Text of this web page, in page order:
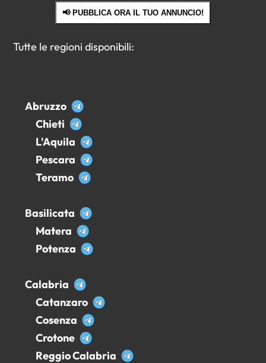
📢 PUBBLICA ORA IL TUO ANNUNCIO!
Tutte le regioni disponibili:
Abruzzo
Chieti
L'Aquila
Pescara
Teramo
Basilicata
Matera
Potenza
Calabria
Catanzaro
Cosenza
Crotone
Reggio Calabria